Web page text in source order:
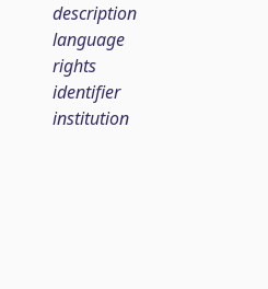
description
language
rights
identifier
institution